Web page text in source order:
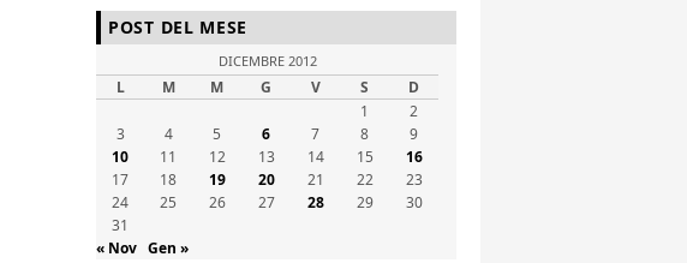
POST DEL MESE
DICEMBRE 2012
L M M G V S
D
1
2
3
4 5 6 7 8
9
10
11 12 13 14 15
16
17
18 19 20 21 22
23
24
25 26 27 28 29
30
31
« Nov Gen »